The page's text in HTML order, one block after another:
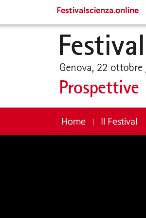
Festivalscienza.online
Home Il Festival